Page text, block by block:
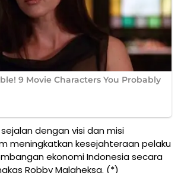
dengan visi dan misi
meningkatkan kesejahteraan pelaku
ekonomi Indonesia secara
Robby Malaheksa. (*)